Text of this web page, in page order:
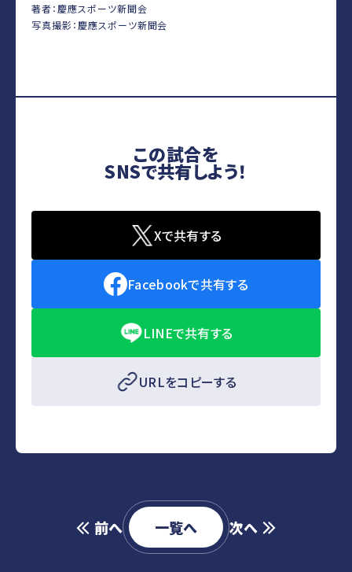
著者：慶應スポーツ新聞会
写真撮影：慶應スポーツ新聞会
この試合を
SNSで共有しよう！
Xで共有する
Facebookで共有する
LINEで共有する
URLをコピーする
前へ 一覧へ 次へ